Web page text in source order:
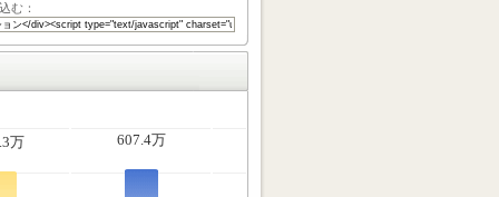
む：
万 607.4万